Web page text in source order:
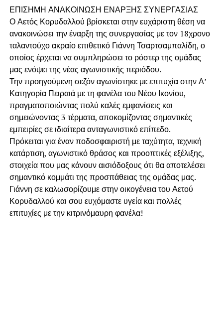
ΕΠΙΣΗΜΗ ΑΝΑΚΟΙΝΩΣΗ ΕΝΑΡΞΗΣ ΣΥΝΕΡΓΑΣΙΑΣ
Ο Αετός Κορυδαλλού βρίσκεται στην ευχάριστη θέση να
ανακοινώσει την έναρξη της συνεργασίας με τον 18χρονο
ταλαντούχο ακραίο επιθετικό Γιάννη Τσαρτσαμπαλίδη, ο
οποίος έρχεται να συμπληρώσει το ρόστερ της ομάδας
μας ενόψει της νέας αγωνιστικής περιόδου.
Την προηγούμενη σεζόν αγωνίστηκε με επιτυχία στην Α’
Κατηγορία Πειραιά με τη φανέλα του Νέου Ικονίου,
πραγματοποιώντας πολύ καλές εμφανίσεις και
σημειώνοντας 3 τέρματα, αποκομίζοντας σημαντικές
εμπειρίες σε ιδιαίτερα ανταγωνιστικό επίπεδο.
Πρόκειται για έναν ποδοσφαιριστή με ταχύτητα, τεχνική
κατάρτιση, αγωνιστικό θράσος και προοπτικές εξέλιξης,
στοιχεία που μας κάνουν αισιόδοξους ότι θα αποτελέσει
σημαντικό κομμάτι της προσπάθειας της ομάδας μας.
Γιάννη σε καλωσορίζουμε στην οικογένεια του Αετού
Κορυδαλλού και σου ευχόμαστε υγεία και πολλές
επιτυχίες με την κιτρινόμαυρη φανέλα!